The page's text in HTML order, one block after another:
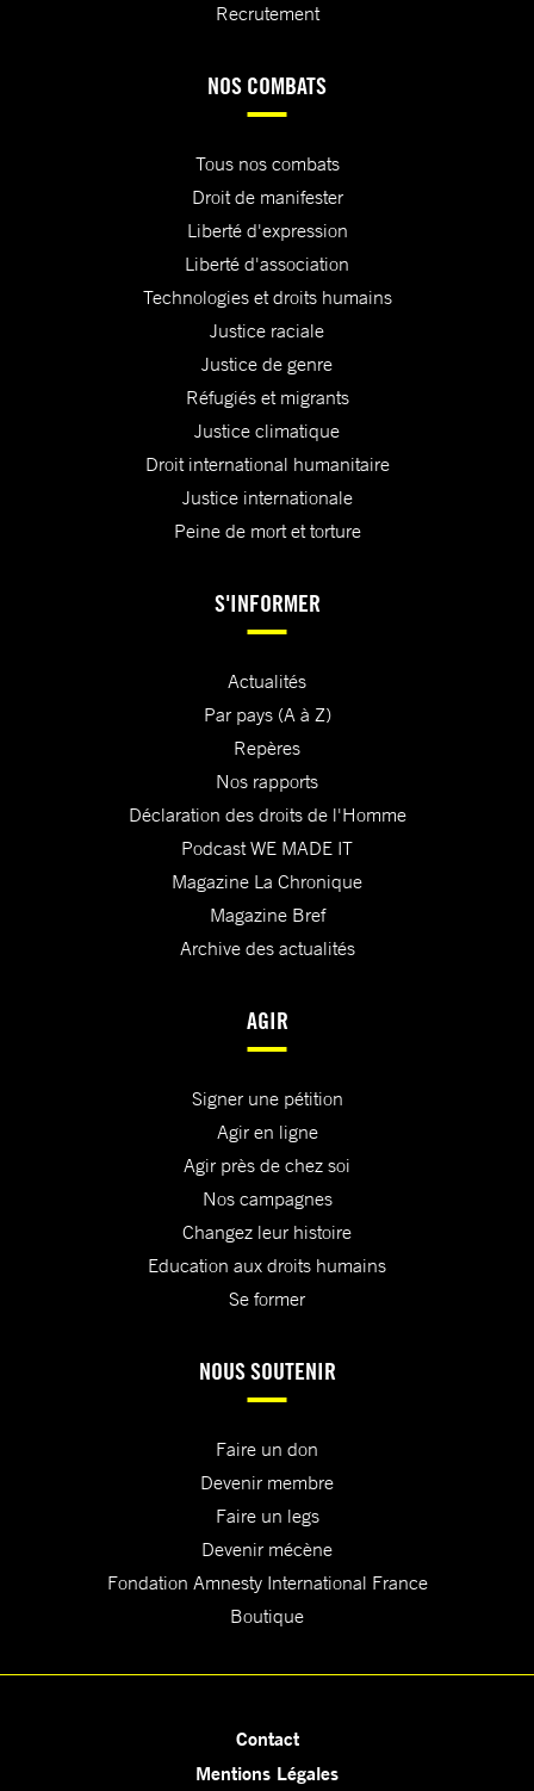
Recrutement
NOS COMBATS
Tous nos combats
Droit de manifester
Liberté d'expression
Liberté d'association
Technologies et droits humains
Justice raciale
Justice de genre
Réfugiés et migrants
Justice climatique
Droit international humanitaire
Justice internationale
Peine de mort et torture
S'INFORMER
Actualités
Par pays (A à Z)
Repères
Nos rapports
Déclaration des droits de l'Homme
Podcast WE MADE IT
Magazine La Chronique
Magazine Bref
Archive des actualités
AGIR
Signer une pétition
Agir en ligne
Agir près de chez soi
Nos campagnes
Changez leur histoire
Education aux droits humains
Se former
NOUS SOUTENIR
Faire un don
Devenir membre
Faire un legs
Devenir mécène
Fondation Amnesty International France
Boutique
Contact
Mentions Légales